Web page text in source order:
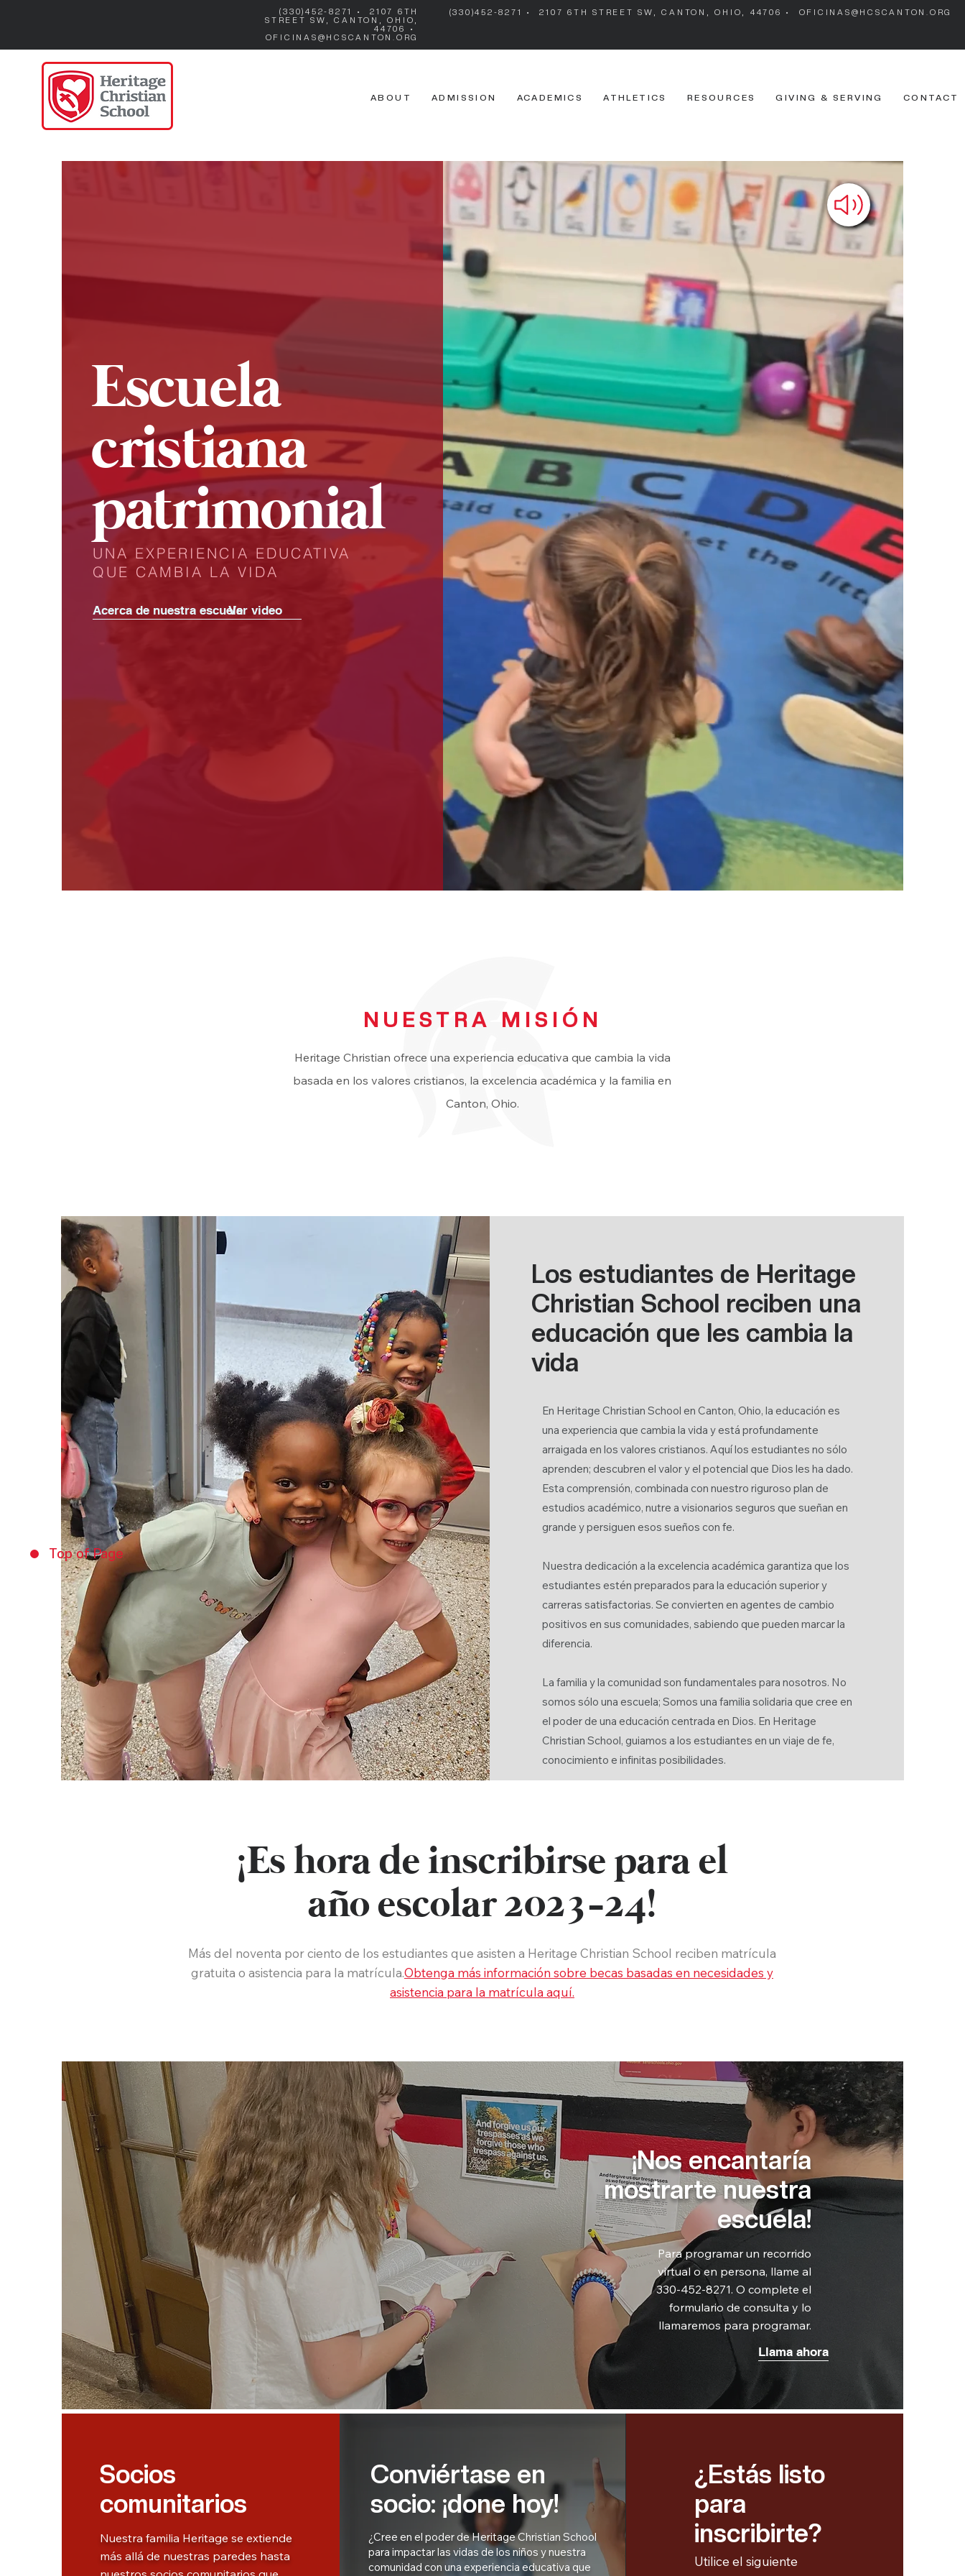
(330)452-8271 • 2107 6TH
STREET SW, CANTON, OHIO,
44706 •
OFICINAS@HCSCANTON.ORG
(330)452-8271 • 2107 6TH STREET SW, CANTON, OHIO, 44706 • OFICINAS@HCSCANTON.ORG
ABOUT ADMISSION ACADEMICS ATHLETICS RESOURCES GIVING & SERVING CONTACT
Top of Page
Escuela
cristiana
patrimonial
UNA EXPERIENCIA EDUCATIVA
QUE CAMBIA LA VIDA
Acerca de nuestra escuelaVer video
NUESTRA MISIÓN
Heritage Christian ofrece una experiencia educativa que cambia la vida
basada en los valores cristianos, la excelencia académica y la familia en
Canton, Ohio.
Los estudiantes de Heritage
Christian School reciben una
educación que les cambia la
vida
En Heritage Christian School en Canton, Ohio, la educación es
una experiencia que cambia la vida y está profundamente
arraigada en los valores cristianos. Aquí los estudiantes no sólo
aprenden; descubren el valor y el potencial que Dios les ha dado.
Esta comprensión, combinada con nuestro riguroso plan de
estudios académico, nutre a visionarios seguros que sueñan en
grande y persiguen esos sueños con fe.
Nuestra dedicación a la excelencia académica garantiza que los
estudiantes estén preparados para la educación superior y
carreras satisfactorias. Se convierten en agentes de cambio
positivos en sus comunidades, sabiendo que pueden marcar la
diferencia.
La familia y la comunidad son fundamentales para nosotros. No
somos sólo una escuela; Somos una familia solidaria que cree en
el poder de una educación centrada en Dios. En Heritage
Christian School, guiamos a los estudiantes en un viaje de fe,
conocimiento e infinitas posibilidades.
¡Es hora de inscribirse para el
año escolar 2023-24!
Más del noventa por ciento de los estudiantes que asisten a Heritage Christian School reciben matrícula
gratuita o asistencia para la matrícula.Obtenga más información sobre becas basadas en necesidades y
asistencia para la matrícula aquí.
¡Nos encantaría
mostrarte nuestra
escuela!
Para programar un recorrido
virtual o en persona, llame al
330-452-8271. O complete el
formulario de consulta y lo
llamaremos para programar.
Llama ahora
Socios
comunitarios
Nuestra familia Heritage se extiende
más allá de nuestras paredes hasta
Conviértase en
socio: ¡done hoy!
¿Cree en el poder de Heritage Christian School
para impactar las vidas de los niños y nuestra
comunidad con una experiencia educativa que
¿Estás listo
para
inscribirte?
Utilice el siguiente